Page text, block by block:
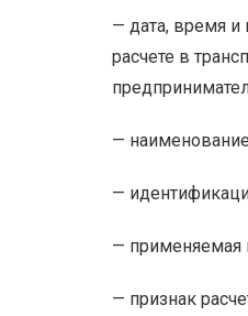
— дата, время и
расчете в
—
—
— применяемая
— признак